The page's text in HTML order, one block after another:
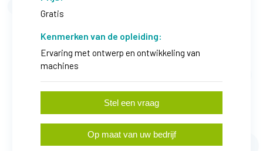
Gratis
Kenmerken van de opleiding:
Ervaring met ontwerp en ontwikkeling van
machines
Stel een vraag
Op maat van uw bedrijf